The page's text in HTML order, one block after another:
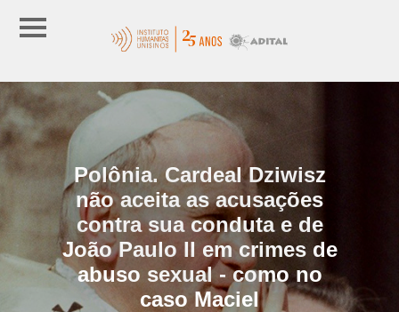
Polônia. Cardeal Dziwisz
não aceita as acusações
contra sua conduta e de
João Paulo II em crimes de
abuso sexual - como no
caso Maciel